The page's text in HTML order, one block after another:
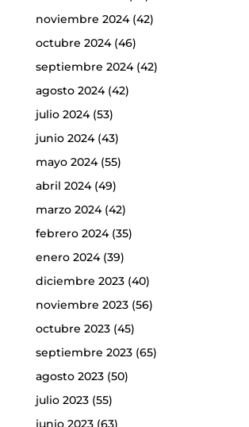
noviembre 2024(42)
octubre 2024(46)
septiembre 2024(42)
agosto 2024(42)
julio 2024(53)
junio 2024(43)
mayo 2024(55)
abril 2024(49)
marzo 2024(42)
febrero 2024(35)
enero 2024(39)
diciembre 2023(40)
noviembre 2023(56)
octubre 2023(45)
septiembre 2023(65)
agosto 2023(50)
julio 2023(55)